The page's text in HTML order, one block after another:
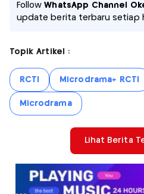
FollowWhatsApp Channel
update berita terbaru setiap
Topik Artikel :
RCTI Microdrama+ RCTI
Microdrama
Lihat Berita